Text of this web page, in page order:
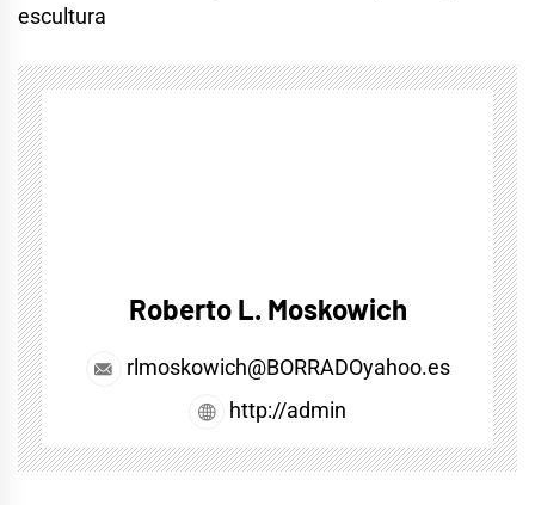
escultura
Roberto L. Moskowich
rlmoskowich@BORRADOyahoo.es
http://admin